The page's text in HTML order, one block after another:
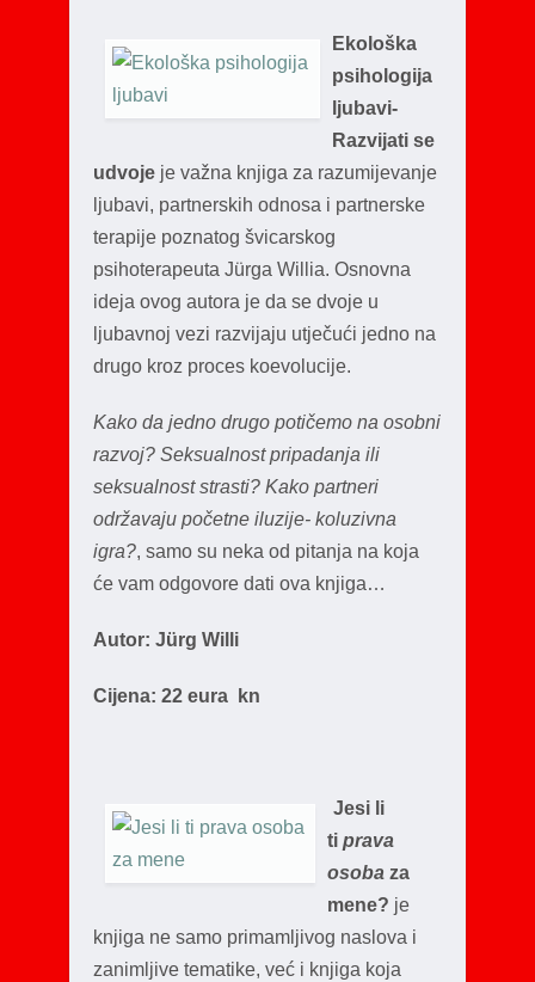
Ekološka
psihologija
ljubavi-
Razvijati se
udvoje je važna knjiga za razumijevanje
ljubavi, partnerskih odnosa i partnerske
terapije poznatog švicarskog
psihoterapeuta Jürga Willia. Osnovna
ideja ovog autora je da se dvoje u
ljubavnoj vezi razvijaju utječući jedno na
drugo kroz proces koevolucije.
Kako da jedno drugo potičemo na osobni
razvoj? Seksualnost pripadanja ili
seksualnost strasti? Kako partneri
održavaju početne iluzije- koluzivna
igra?, samo su neka od pitanja na koja
će vam odgovore dati ova knjiga…
Autor: Jürg Willi
Cijena: 22 eura kn
Jesi li
ti prava
osoba za
mene? je
knjiga ne samo primamljivog naslova i
zanimljive tematike, već i knjiga koja